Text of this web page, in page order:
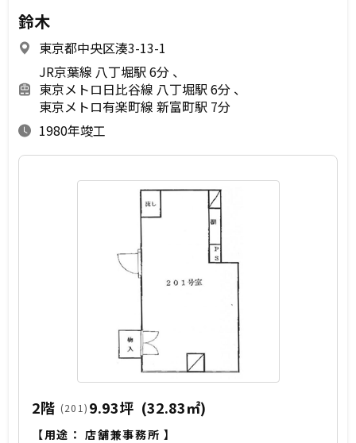
鈴木
東京都中央区湊3-13-1
JR京葉線 八丁堀駅 6分
東京メトロ日比谷線 八丁堀駅 6分
東京メトロ有楽町線 新富町駅 7分
1980年竣工
2階 (201) 9.93坪 (32.83㎡)
【用途：店舗兼事務所 】